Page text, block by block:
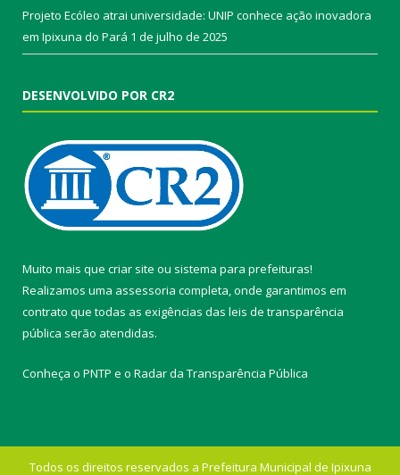
Projeto Ecóleo atrai universidade: UNIP conhece ação inovadora
em Ipixuna do Pará 1 de julho de 2025
DESENVOLVIDO POR CR2
Muito mais que criar site ou sistema para prefeituras!
Realizamos uma assessoria completa, onde garantimos em
contrato que todas as exigências das leis de transparência
pública serão atendidas.
Conheça o PNTP e o Radar da Transparência Pública
Todos os direitos reservados a Prefeitura Municipal de Ipixuna